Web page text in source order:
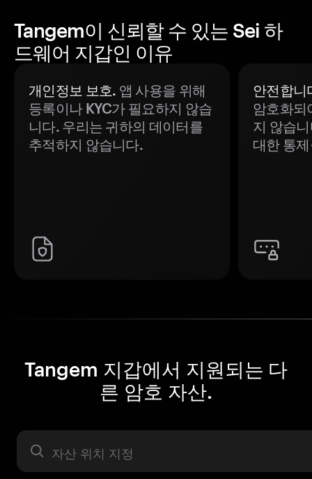
Tangem이 신뢰할 수 있는 Sei 하
드웨어 지갑인 이유
개인정보 보호. 앱 사용을 위해
등록이나 KYC가 필요하지 않습
니다. 우리는 귀하의 데이터를
추적하지 않습니다.
안전합니
암호화되
지 않습
대한 통
Tangem 지갑에서 지원되는 다
른 암호 자산.
자산 라벨